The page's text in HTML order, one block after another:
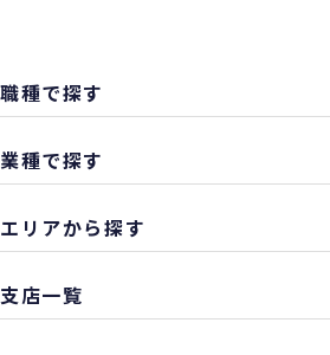
職種で探す
業種で探す
エリアから探す
支店一覧